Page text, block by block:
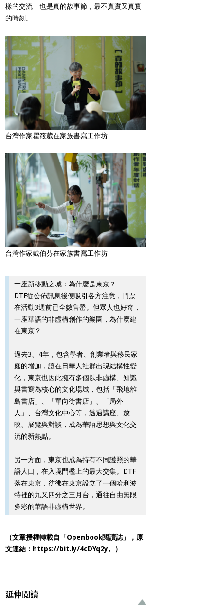
樣的交流，也是真的故事節，最不真實又真實
的時刻。
台灣作家瞿筱葳在家族書寫工作坊
台灣作家戴伯芬在家族書寫工作坊
一座新移動之城：為什麼是東京？
DTF從公佈訊息後便吸引各方注意，門票
在活動3週前已全數售罄。但眾人也好奇，
一座華語的非虛構創作的樂園，為什麼建
在東京？
過去3、4年，包含學者、創業者與移民家
庭的增加，讓在日華人社群出現結構性變
化，東京也因此擁有多個以非虛構、知識
與書寫為核心的文化場域，包括「飛地離
島書店」、「單向街書店」、「局外
人」、台灣文化中心等，透過講座、放
映、展覽與對談，成為華語思想與文化交
流的新熱點。
另一方面，東京也成為持有不同護照的華
語人口，在入境門檻上的最大交集。DTF
落在東京，彷彿在東京設立了一個哈利波
特裡的九又四分之三月台，通往自由無限
多彩的華語非虛構世界。
（文章授權轉載自「Openbook閱讀誌」，原
文連結： https://bit.ly/4cDYq2y。）
延伸閱讀